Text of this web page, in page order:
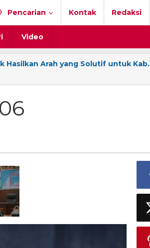
Pencarian Kontak Redaksi
Video
Hasilkan Arah yang Solutif untuk Kab.